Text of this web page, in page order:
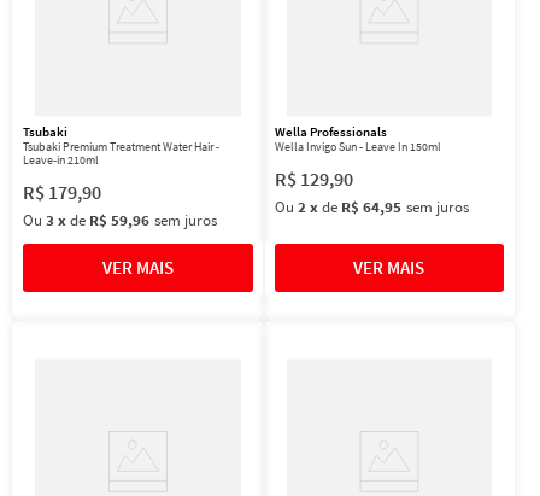
Tsubaki
Tsubaki Premium Treatment Water Hair -
Leave-in 210ml
R$ 179,90
Ou 3 xde R$ 59,96 sem juros
Wella Professionals
Wella Invigo Sun - Leave In 150ml
R$ 129,90
Ou 2 xde R$ 64,95 sem juros